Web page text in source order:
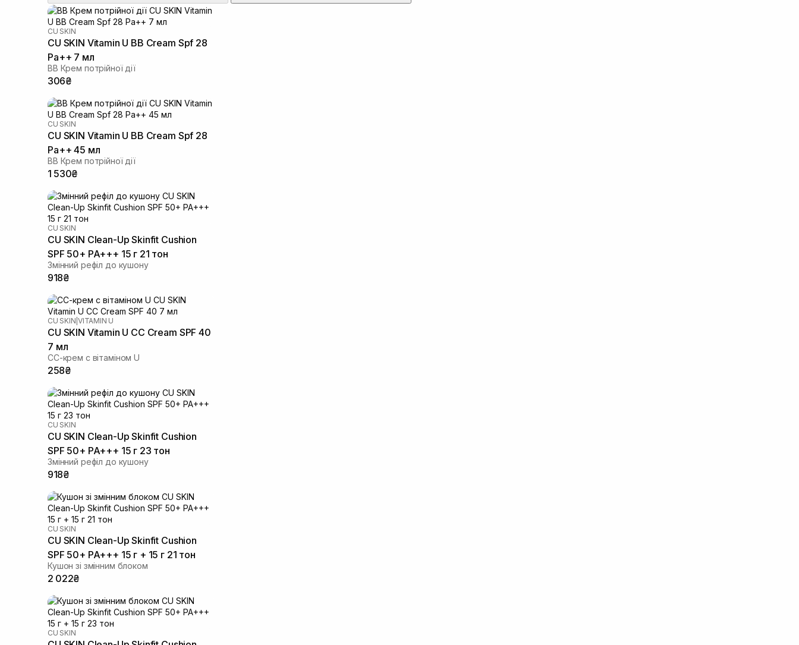
CU SKIN
CU SKIN Vitamin U BB Cream Spf 28
Pa++ 7 мл
BB Крем потрійної дії
306₴
CU SKIN
CU SKIN Vitamin U BB Cream Spf 28
Pa++ 45 мл
BB Крем потрійної дії
1 530₴
CU SKIN
CU SKIN Clean-Up Skinfit Cushion
SPF 50+ PA+++ 15 г 21 тон
Змінний рефіл до кушону
918₴
CU SKIN |VITAMIN U
CU SKIN Vitamin U CC Cream SPF 40
7 мл
СС-крем с вітаміном U
258₴
CU SKIN
CU SKIN Clean-Up Skinfit Cushion
SPF 50+ PA+++ 15 г 23 тон
Змінний рефіл до кушону
918₴
CU SKIN
CU SKIN Clean-Up Skinfit Cushion
SPF 50+ PA+++ 15 г + 15 г 21 тон
Кушон зі змінним блоком
2 022₴
CU SKIN